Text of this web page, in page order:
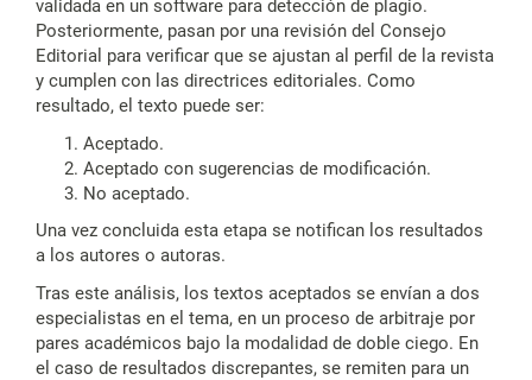
validada en un software para detección de plagio.
Posteriormente, pasan por una revisión del Consejo
Editorial para verificar que se ajustan al perfil de la revista
y cumplen con las directrices editoriales. Como
resultado, el texto puede ser:
Aceptado.
Aceptado con sugerencias de modificación.
No aceptado.
Una vez concluida esta etapa se notifican los resultados
a los autores o autoras.
Tras este análisis, los textos aceptados se envían a dos
especialistas en el tema, en un proceso de arbitraje por
pares académicos bajo la modalidad de doble ciego. En
el caso de resultados discrepantes, se remiten para un